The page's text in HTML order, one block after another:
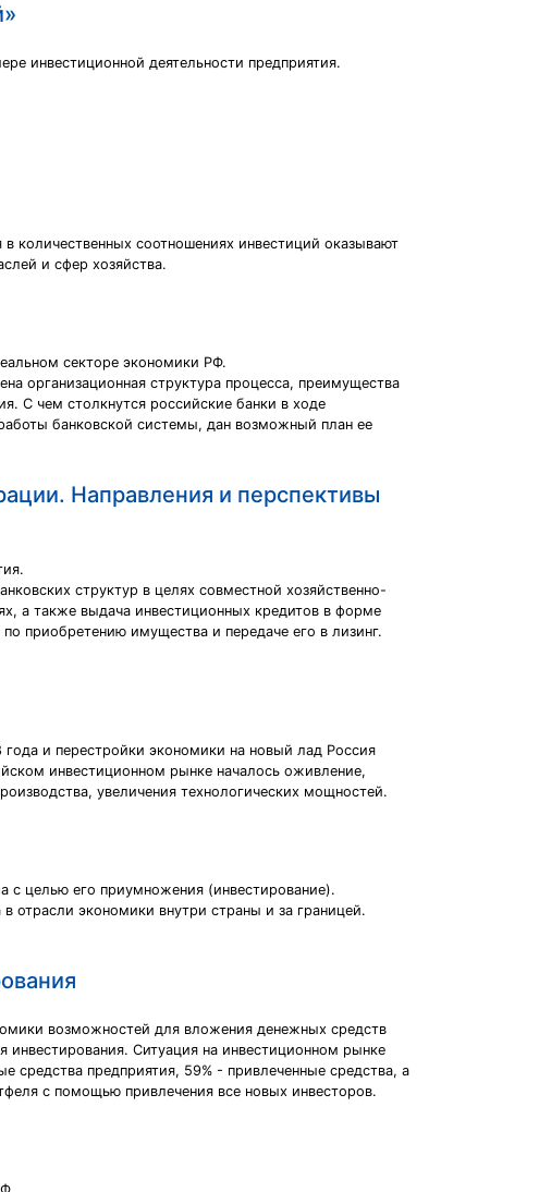
инвестиционной деятельности предприятия.
количественных соотношениях инвестиций оказывают
и сфер хозяйства.
секторе экономики РФ.
организационная структура процесса, преимущества
С чем столкнутся российские банки в ходе
банковской системы, дан возможный план ее
Направления и перспективы
структур в целях совместной хозяйственно-
а также выдача инвестиционных кредитов в форме
приобретению имущества и передаче его в лизинг.
и перестройки экономики на новый лад Россия
инвестиционном рынке началось оживление,
увеличения технологических мощностей.
с целью его приумножения (инвестирование).
отрасли экономики внутри страны и за границей.
возможностей для вложения денежных средств
Ситуация на инвестиционном рынке
средства предприятия, 59% - привлеченные средства, а
с помощью привлечения все новых инвесторов.